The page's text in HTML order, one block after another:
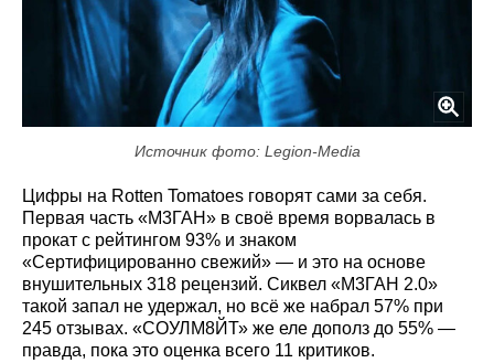
Источник фото: Legion-Media
Цифры на Rotten Tomatoes говорят сами за себя.
Первая часть «М3ГАН» в своё время ворвалась в
прокат с рейтингом 93% и знаком
«Сертифицированно свежий» — и это на основе
внушительных 318 рецензий. Сиквел «М3ГАН 2.0»
такой запал не удержал, но всё же набрал 57% при
245 отзывах. «СОУЛМ8ЙТ» же еле дополз до 55% —
правда, пока это оценка всего 11 критиков.